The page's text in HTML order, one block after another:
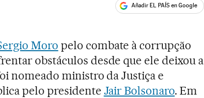
Añadir EL PAÍS en Google
Moro pelo combate à corrupção
obstáculos desde que ele deixou a
nomeado ministro da Justiça e
pelo presidente Jair Bolsonaro. Em